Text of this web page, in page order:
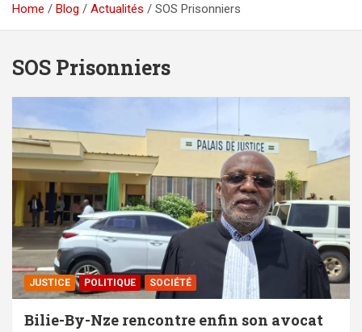
Home Blog Actualités SOS Prisonniers
SOS Prisonniers
JUSTICE POLITIQUE SOCIÉTÉ
Bilie-By-Nze rencontre enfin son avocat